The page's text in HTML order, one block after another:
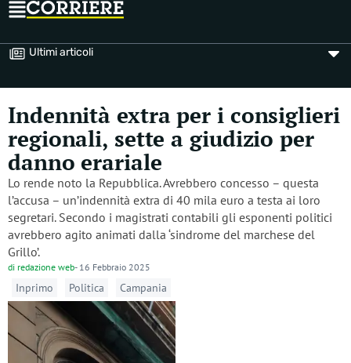
Ultimi articoli
Indennità extra per i consiglieri
regionali, sette a giudizio per
danno erariale
Lo rende noto la Repubblica. Avrebbero concesso – questa
l’accusa – un’indennità extra di 40 mila euro a testa ai loro
segretari. Secondo i magistrati contabili gli esponenti politici
avrebbero agito animati dalla ‘sindrome del marchese del
Grillo’.
di redazione web- 16 Febbraio 2025
Inprimo Politica Campania